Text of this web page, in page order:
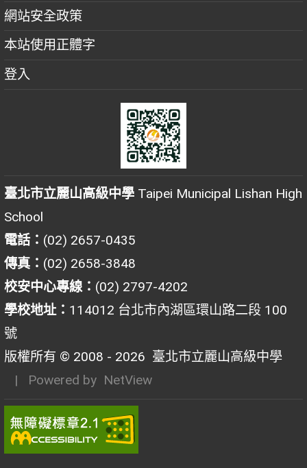
網站安全政策
本站使用正體字
登入
臺北市立麗山高級中學 Taipei Municipal Lishan High
School
電話： (02) 2657-0435
傳真： (02) 2658-3848
校安中心專線： (02) 2797-4202
學校地址： 114012 台北市內湖區環山路二段 100
號
版權所有 © 2008 - 2026 臺北市立麗山高級中學
| Powered by NetView